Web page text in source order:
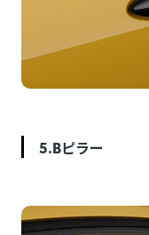
5.Bピラー